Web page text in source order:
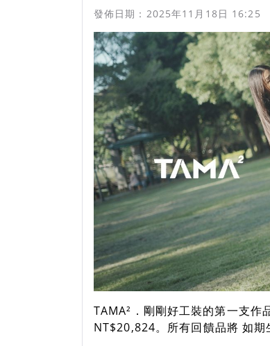
發佈日期： 2025年11月18日 16:25
TAMA²．剛剛好工裝的第一支作
NT$20,824。所有回饋品將 如期